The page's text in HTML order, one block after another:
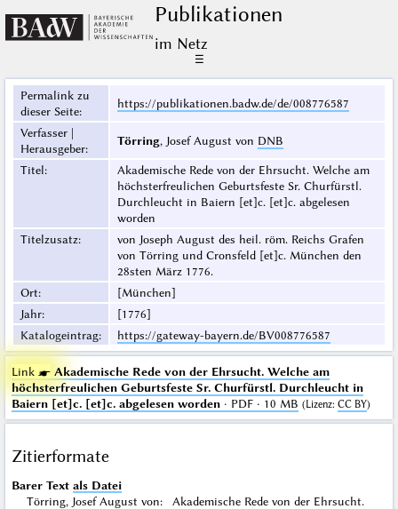
Publikationen
im Netz
☰
Permalink zu
dieser Seite:
https://publikationen.badw.de/de/008776587
Verfasser |
Herausgeber:
Törring, Josef August von DNB
Titel:
Akademische Rede von der Ehrsucht. Welche am
höchsterfreulichen Geburtsfeste Sr. Churfürstl.
Durchleucht in Baiern [et]c. [et]c. abgelesen
worden
Titelzusatz:
von Joseph August des heil. röm. Reichs Grafen
von Törring und Cronsfeld [et]c. München den
28sten März 1776.
Ort:
[München]
Jahr:
[1776]
Katalogeintrag: https://gateway-bayern.de/BV008776587
Link ☛ Akademische Rede von der Ehrsucht. Welche am
höchsterfreulichen Geburtsfeste Sr. Churfürstl. Durchleucht in
Baiern [et]c. [et]c. abgelesen worden· PDF · 10 MB (Lizenz: CC BY)
Zitierformate
Barer Text als Datei
Törring, Josef August von: Akademische Rede von der Ehrsucht.